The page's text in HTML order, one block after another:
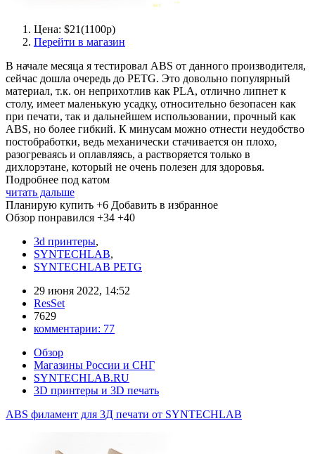
Цена: $21(1100р)
Перейти в магазин
В начале месяца я тестировал ABS от данного производителя,
сейчас дошла очередь до PETG. Это довольно популярный
материал, т.к. он неприхотлив как PLA, отлично липнет к
столу, имеет маленькую усадку, относительно безопасен как
при печати, так и дальнейшем использовании, прочный как
ABS, но более гибкий. К минусам можно отнести неудобство
постобработки, ведь механически стачивается он плохо,
разогреваясь и оплавляясь, а растворяется только в
дихлорэтане, который не очень полезен для здоровья.
Подробнее под катом
читать дальше
Планирую купить +6 Добавить в избранное
Обзор понравился +34 +40
3d принтеры,
SYNTECHLAB,
SYNTECHLAB PETG
29 июня 2022, 14:52
ResSet
7629
комментарии: 77
Обзор
Магазины России и СНГ
SYNTECHLAB.RU
3D принтеры и 3D печать
ABS филамент для 3Д печати от SYNTECHLAB